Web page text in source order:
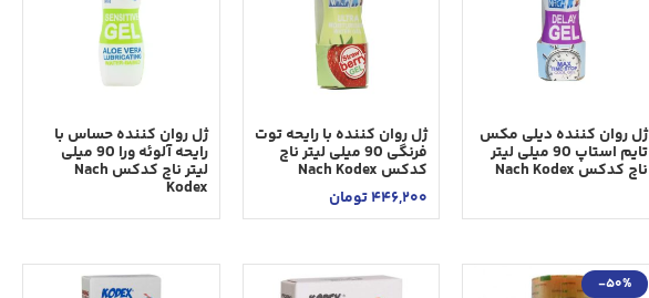
ژل روان كننده ديلی مكس
تايم استاپ 90 ميلی ليتر
ناچ کدکس Nach Kodex
ژل روان کننده با رایحه توت
فرنگی 90 میلی لیتر ناچ
کدکس Nach Kodex
446,200تومان
ژل روان کننده حساس با
رایحه آلوئه ورا 90 میلی
لیتر ناچ کدکس Nach
Kodex
-50%